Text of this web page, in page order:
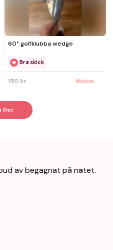
60° golfklubba wedge
Bra skick
150 kr
fler
av begagnat på nätet.